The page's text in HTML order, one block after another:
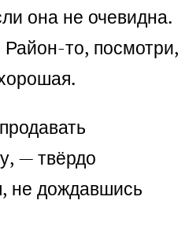
она не очевидна.
то, посмотри,
— твёрдо
не дождавшись